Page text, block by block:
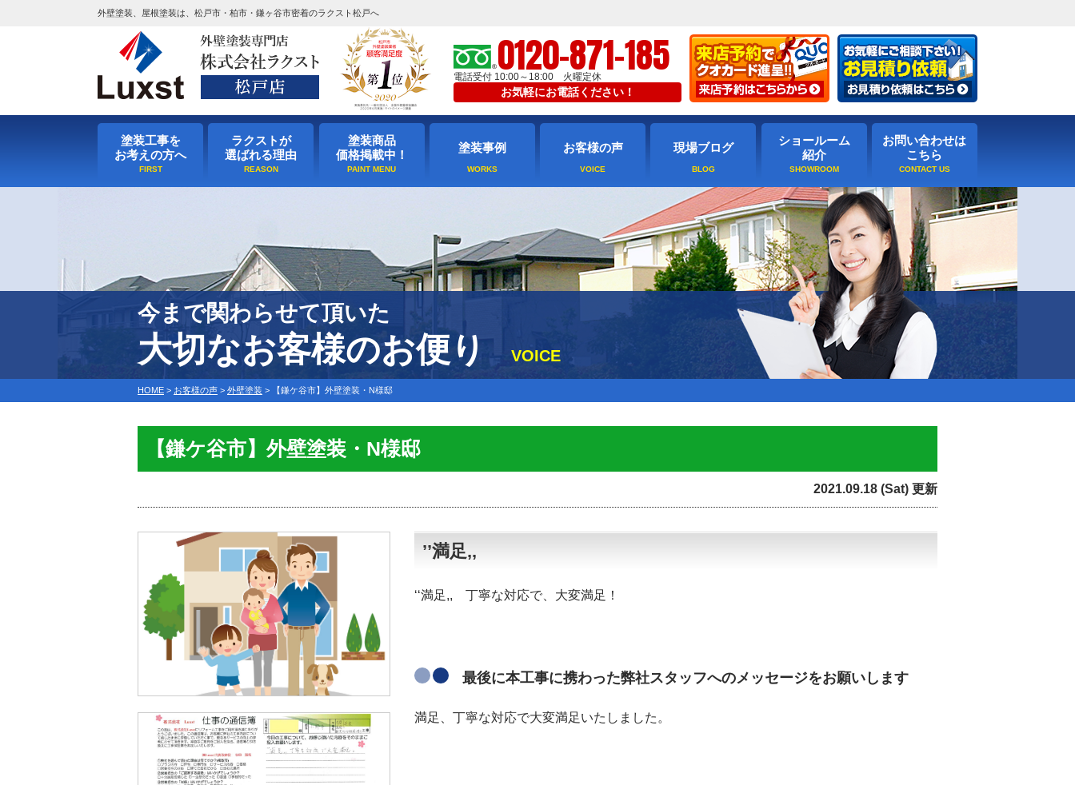
外壁塗装、屋根塗装は、松戸市・柏市・鎌ヶ谷市密着のラクスト松戸へ
0120-871-185
電話受付 10:00～18:00 火曜定休
お気軽にお電話ください！
塗装工事を
お考えの方へ
ラクストが
選ばれる理由
塗装商品
価格掲載中！
塗装事例 お客様の声 現場ブログ
ショールーム
紹介
お問い合わせは
こちら
今まで関わらせて頂いた
大切なお客様のお便り VOICE
HOME > お客様の声 > 外壁塗装 > 【鎌ケ谷市】外壁塗装・N様邸
【鎌ケ谷市】外壁塗装・N様邸
2021.09.18 (Sat) 更新
’’満足,,
‘‘満足,, 丁寧な対応で、大変満足！
最後に本工事に携わった弊社スタッフへのメッセージをお願いします
満足、丁寧な対応で大変満足いたしました。